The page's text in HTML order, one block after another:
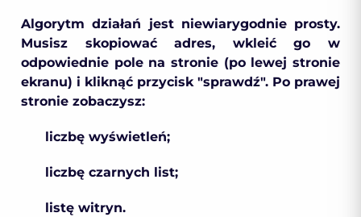
Algorytm działań jest niewiarygodnie prosty.
Musisz skopiować adres, wkleić go w
odpowiednie pole na stronie (po lewej stronie
ekranu) i kliknąć przycisk "sprawdź". Po prawej
stronie zobaczysz:
liczbę wyświetleń;
liczbę czarnych list;
listę witryn.